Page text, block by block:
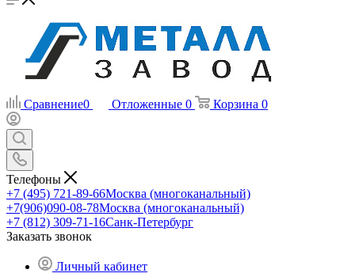
Сравнение0 Отложенные 0 Корзина 0
Телефоны
+7 (495) 721-89-66Москва (многоканальный)
+7(906)090-08-78Москва (многоканальный)
+7 (812) 309-71-16Санк-Петербург
Заказать звонок
Личный кабинет